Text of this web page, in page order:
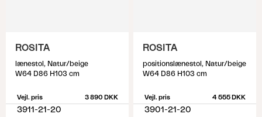
ROSITA
lænestol, Natur/beige
W64 D86 H103 cm
Vejl. pris 3 890 DKK
3911-21-20
ROSITA
positionslænestol, Natur/beige
W64 D86 H103 cm
Vejl. pris 4 555 DKK
3901-21-20